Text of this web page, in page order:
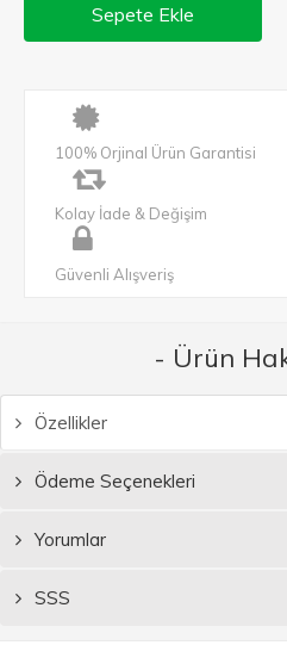
Sepete Ekle
100% Orjinal Ürün Garantisi
Kolay İade & Değişim
Güvenli Alışveriş
- Ürün
Özellikler
Ödeme Seçenekleri
Yorumlar
SSS